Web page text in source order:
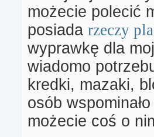
możecie polecić
posiada rzeczy
wyprawkę dla
wiadomo
kredki, mazaki,
osób
możecie coś o